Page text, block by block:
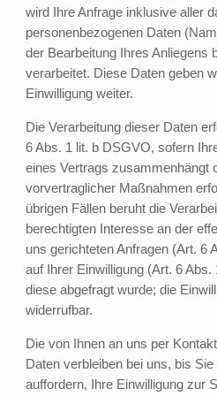
wird Ihre Anfrage inklusive aller
personenbezogenen Daten
der Bearbeitung Ihres Anliegens
verarbeitet. Diese Daten geben
Einwilligung weiter.
Die Verarbeitung dieser Daten
6 Abs. 1 lit. b DSGVO, sofern
eines Vertrags zusammenhängt
vorvertraglicher Maßnahmen
übrigen Fällen beruht die
berechtigten Interesse an der
uns gerichteten Anfragen (Art. 6
auf Ihrer Einwilligung (Art. 6
diese abgefragt wurde; die
widerrufbar.
Die von Ihnen an uns per
Daten verbleiben bei uns, bis
auffordern, Ihre Einwilligung zur